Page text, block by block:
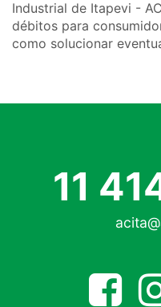
Industrial de Itapevi -
débitos para
como solucionar
11